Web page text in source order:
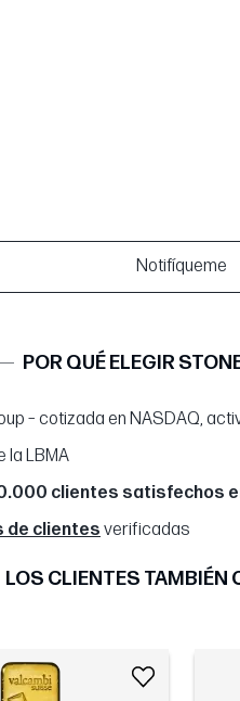
Notifíqueme
POR QUÉ ELEGIR
– cotizada en NASDAQ,
la LBMA
clientes satisfechos
de clientes verificadas
LOS CLIENTES TAMBIÉN